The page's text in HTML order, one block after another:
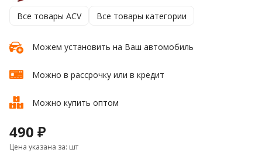
Все товары ACV Все товары категории
Можем установить на Ваш автомобиль
Можно в рассрочку или в кредит
Можно купить оптом
490 ₽
Цена указана за: шт